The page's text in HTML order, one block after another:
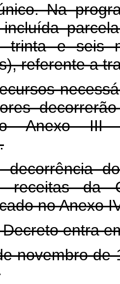
Na
trinta e seis
referente a
Anexo III
decorrência
receitas da
no Anexo
Decreto entra
novembro de